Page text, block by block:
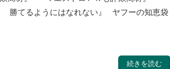
勝てるようにはなれない』 ヤフーの知恵袋
続きを読む